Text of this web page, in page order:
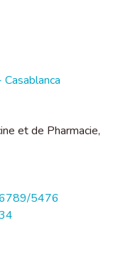
et de Pharmacie,
5476